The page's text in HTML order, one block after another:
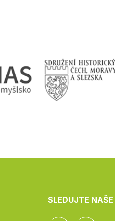
SLEDUJTE